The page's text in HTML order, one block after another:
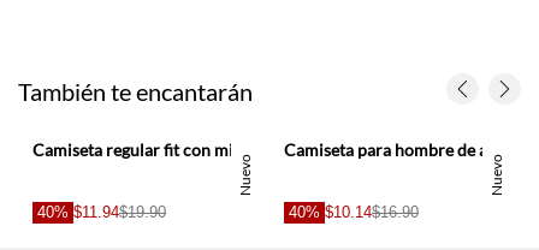
También te encantarán
Nuevo
Camiseta regular fit con micro texto en algodón crema para hombre
40% $11.94$19.90
Nuevo
Camiseta para hombre de algodón negro regular fit con detalle tonal en pecho
40% $10.14$16.90